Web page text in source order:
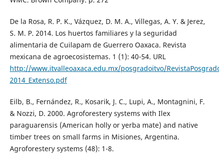
De la Rosa, R. P. K., Vázquez, D. M. A., Villegas, A. Y. & Jerez,
S. M. P. 2014. Los huertos familiares y la seguridad
alimentaria de Cuilapam de Guerrero Oaxaca. Revista
mexicana de agroecosistemas. 1 (1): 40-54. URL
http://www.itvalleoaxaca.edu.mx/posgradoitvo/
2014_Extenso.pdf
Eilb, B., Fernández, R., Kosarik, J. C., Lupi, A., Montagnini, F.
& Nozzi, D. 2000. Agroforestery systems with Ilex
paraguarensis (American holly or yerba mate) and native
timber trees on small farms in Misiones, Argentina.
Agroforestery systems (48): 1-8.